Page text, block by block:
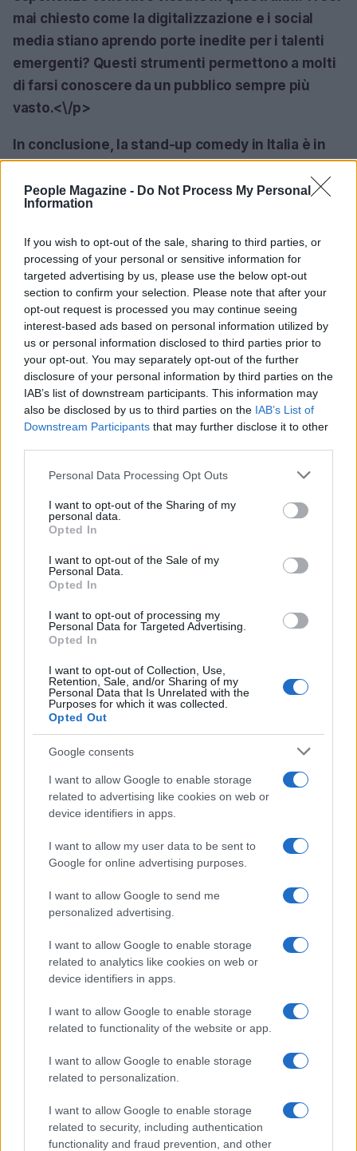
People Magazine - Do Not Process My Personal
Information
If you wish to opt-out of the sale, sharing to third parties, or
processing of your personal or sensitive information for
targeted advertising by us, please use the below opt-out
section to confirm your selection. Please note that after your
opt-out request is processed you may continue seeing
interest-based ads based on personal information utilized by
us or personal information disclosed to third parties prior to
your opt-out. You may separately opt-out of the further
disclosure of your personal information by third parties on the
IAB’s list of downstream participants. This information may
also be disclosed by us to third parties on the IAB’s List of
Downstream Participants that may further disclose it to other
Please note that this website/app uses one or more Google
not limited to your visit or usage behaviour. You may click to
grant or deny consent to Google and its third-party tags to
use your data for below specified purposes in below Google
consent section.
Personal Data Processing Opt Outs
I want to opt-out of the Sharing of my
personal data.
Opted In
I want to opt-out of the Sale of my
Personal Data.
Opted In
I want to opt-out of processing my
Personal Data for Targeted Advertising.
Opted In
I want to opt-out of Collection, Use,
Retention, Sale, and/or Sharing of my
Personal Data that Is Unrelated with the
Purposes for which it was collected.
Opted Out
Google consents
I want to allow Google to enable storage
related to advertising like cookies on web or
device identifiers in apps.
I want to allow my user data to be sent to
Google for online advertising purposes.
I want to allow Google to send me
personalized advertising.
I want to allow Google to enable storage
related to analytics like cookies on web or
device identifiers in apps.
I want to allow Google to enable storage
related to functionality of the website or app.
I want to allow Google to enable storage
related to personalization.
I want to allow Google to enable storage
related to security, including authentication
functionality and fraud prevention, and other
mai chiesto come la digitalizzazione e i social
media stiano aprendo porte inedite per i talenti
emergenti? Questi strumenti permettono a molti
di farsi conoscere da un pubblico sempre più
vasto.<\/p>
In conclusione, la stand-up comedy in Italia è in
continua evoluzione. Artisti che non smettono di
sorprendere e innovare stanno arricchendo un
panorama già ricco e variegato. Questo genere si
dinamiche e attuali, pronta a conquistare sempre
più spettatori e a incidere nel dibattito culturale
del nostro Paese. Sei pronto a lasciarti
sorprendere dalle prossime risate che ci
riserverà?<\/p>
AUTORE
AiAdhubMedia
Continua a leggere
La sfida di ResQ per riprendere le operazioni di
soccorso dopo il ciclone Harry
Cristian Castiglioni · 6 Ago 2026